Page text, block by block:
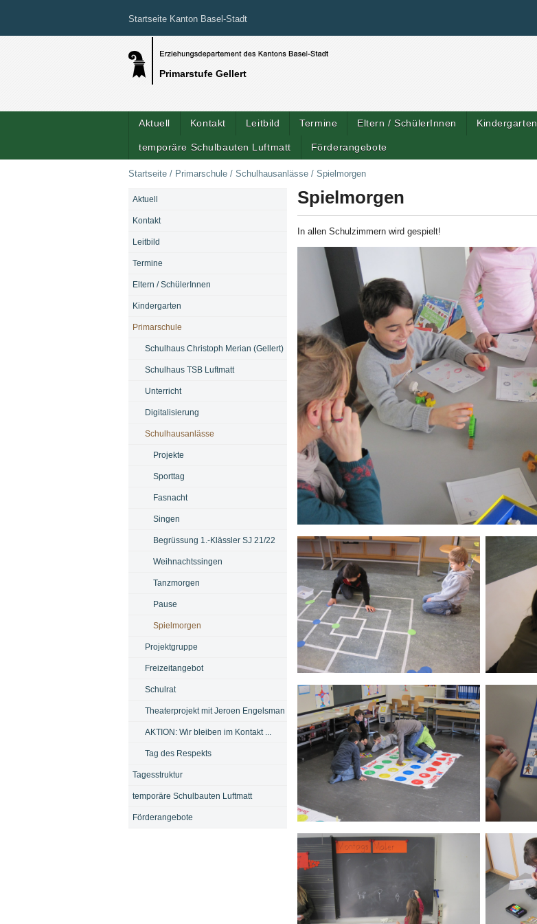
Startseite Kanton Basel-Stadt
Primarstufe Gellert
Aktuell Kontakt Leitbild Termine Eltern / SchülerInnen Kindergarten
temporäre Schulbauten Luftmatt Förderangebote
Startseite / Primarschule / Schulhausanlässe / Spielmorgen
Spielmorgen
In allen Schulzimmern wird gespielt!
NAVIGATION
Aktuell
Kontakt
Leitbild
Termine
Eltern / SchülerInnen
Kindergarten
Primarschule
Schulhaus Christoph Merian (Gellert)
Schulhaus TSB Luftmatt
Unterricht
Digitalisierung
Schulhausanlässe
Projekte
Sporttag
Fasnacht
Singen
Begrüssung 1.-Klässler SJ 21/22
Weihnachtssingen
Tanzmorgen
Pause
Spielmorgen
Projektgruppe
Freizeitangebot
Schulrat
Theaterprojekt mit Jeroen Engelsman
AKTION: Wir bleiben im Kontakt ...
Tag des Respekts
Tagesstruktur
temporäre Schulbauten Luftmatt
Förderangebote